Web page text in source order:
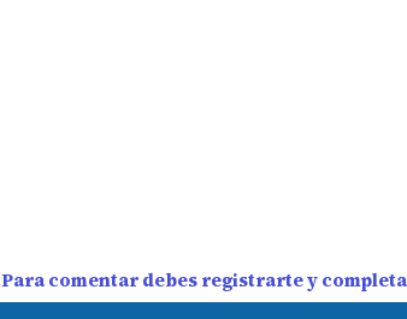
Para comentar debes registrarte y